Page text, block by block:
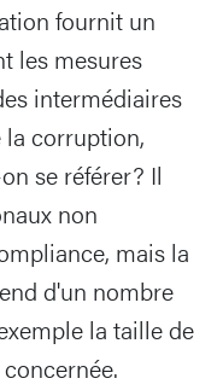
fournit un
les mesures
intermédiaires
la corruption,
se référer? Il
non
mais la
d'un nombre
la taille de